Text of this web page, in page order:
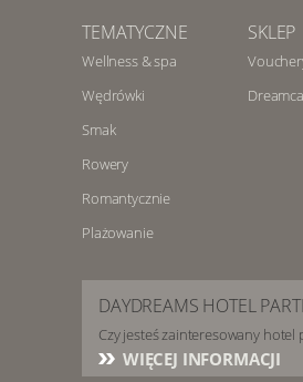
TEMATYCZNE
Wellness & spa
Wędrówki
Smak
Rowery
Romantycznie
Plażowanie
SKLEP
DAYDREAMS HOTEL
Czy jesteś zainteresowany hotel
WIĘCEJ INFORMACJI